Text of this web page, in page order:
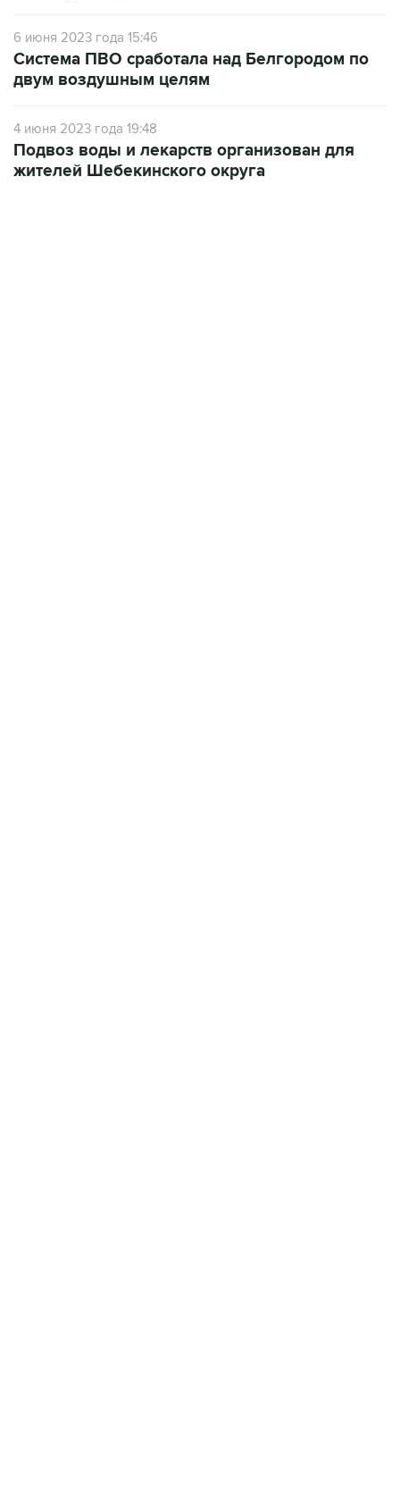
6 июня 2023 года 15:46
Система ПВО сработала над Белгородом по
двум воздушным целям
4 июня 2023 года 19:48
Подвоз воды и лекарств организован для
жителей Шебекинского округа